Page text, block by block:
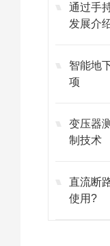
通过手
发展介
智能地
项
变压器
制技术
直流断
使用?